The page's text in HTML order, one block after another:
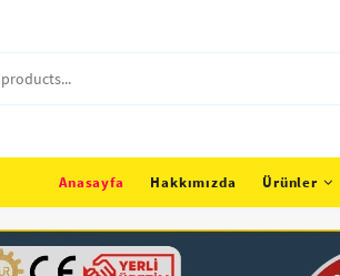
Anasayfa Hakkımızda Ürünler